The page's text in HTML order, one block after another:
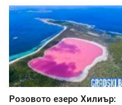
Розовото езеро Хилиър: